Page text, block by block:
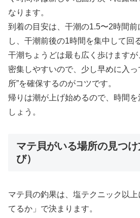
なります。
到着の目安は、干潮の1.5〜2時間
し、干潮前後の1時間を集中して回
干潮ちょうどは最も広く歩けます
密集しやすいので、少し早めに入
所”を確保するのがコツです。
帰りは潮が上げ始めるので、時間
しょう。
マテ貝がいる場所の見つ
び）
マテ貝の釣果は、塩テクニック以
てるか」で決まります。